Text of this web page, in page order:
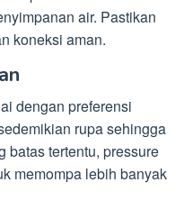
air. Pastikan
koneksi aman.
dengan preferensi
rupa sehingga
batas tertentu, pressure
memompa lebih banyak